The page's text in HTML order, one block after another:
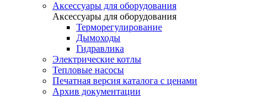
Аксессуары для оборудования
Аксессуары для оборудования
Терморегулирование
Дымоходы
Гидравлика
Электрические котлы
Тепловые насосы
Печатная версия каталога с ценами
Архив документации